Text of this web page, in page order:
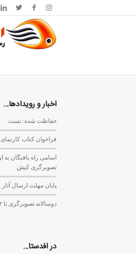
اخبار و رویدادها…
حفاظت شده: تست
فراخوان کتاب کارنمای
اسامی راه یافتگان به
تصویرگری کیش
پایان مهلت ارسال آثار
دوسالانه تصویرگری تا ۱۲ بهمن تمدید شد
در افدستا…